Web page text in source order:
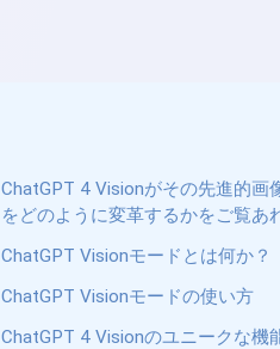
ChatGPT 4 Visionがその先進的画
をどのように変革するかをご覧あ
ChatGPT Visionモードとは何か？
ChatGPT Visionモードの使い方
ChatGPT 4 Visionのユニークな機